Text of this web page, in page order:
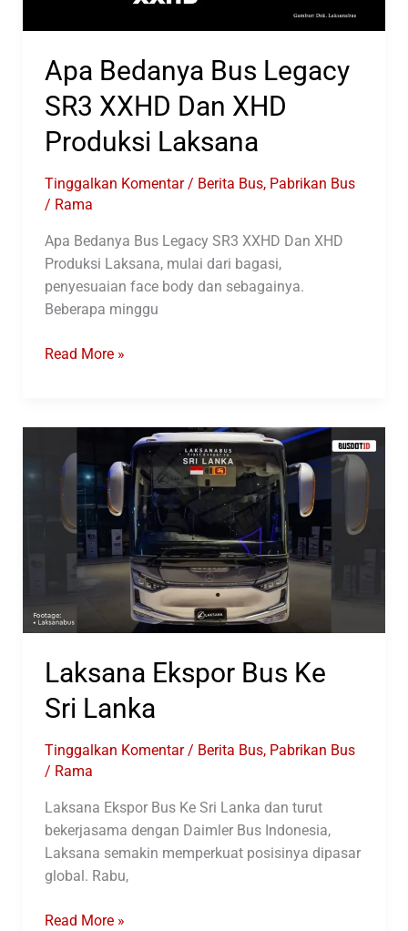
Apa Bedanya Bus Legacy
SR3 XXHD Dan XHD
Produksi Laksana
Tinggalkan Komentar / Berita Bus, Pabrikan Bus
/ Rama
Apa Bedanya Bus Legacy SR3 XXHD Dan XHD
Produksi Laksana, mulai dari bagasi,
penyesuaian face body dan sebagainya.
Beberapa minggu
Apa
XXHD
Produksi
Laksana
Read More »
Laksana Ekspor Bus Ke
Sri Lanka
Tinggalkan Komentar / Berita Bus, Pabrikan Bus
/ Rama
Laksana Ekspor Bus Ke Sri Lanka dan turut
bekerjasama dengan Daimler Bus Indonesia,
Laksana semakin memperkuat posisinya dipasar
global. Rabu,
Laksana
Read More »